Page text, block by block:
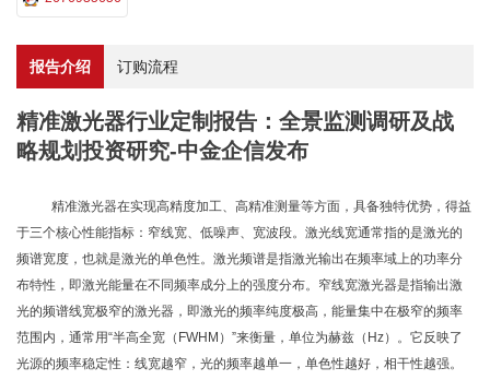
报告介绍 订购流程
精准激光器行业定制报告：全景监测调研及战
略规划投资研究-中金企信发布
精准激光器在实现高精度加工、高精准测量等方面，具备独特优势，得益
于三个核心性能指标：窄线宽、低噪声、宽波段。激光线宽通常指的是激光的
频谱宽度，也就是激光的单色性。激光频谱是指激光输出在频率域上的功率分
布特性，即激光能量在不同频率成分上的强度分布。窄线宽激光器是指输出激
光的频谱线宽极窄的激光器，即激光的频率纯度极高，能量集中在极窄的频率
范围内，通常用“半高全宽（FWHM）”来衡量，单位为赫兹（Hz）。它反映了
光源的频率稳定性：线宽越窄，光的频率越单一，单色性越好，相干性越强。